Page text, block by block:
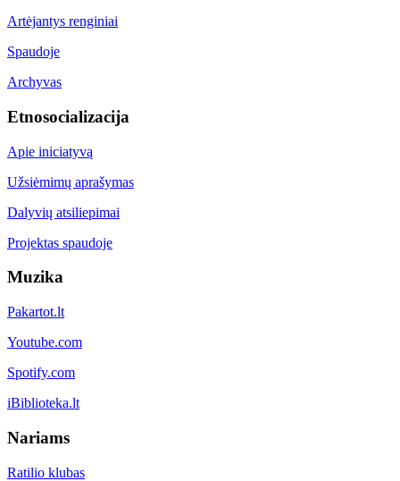
Artėjantys renginiai
Spaudoje
Archyvas
Etnosocializacija
Apie iniciatyvą
Užsiėmimų aprašymas
Dalyvių atsiliepimai
Projektas spaudoje
Muzika
Pakartot.lt
Youtube.com
Spotify.com
iBiblioteka.lt
Nariams
Ratilio klubas